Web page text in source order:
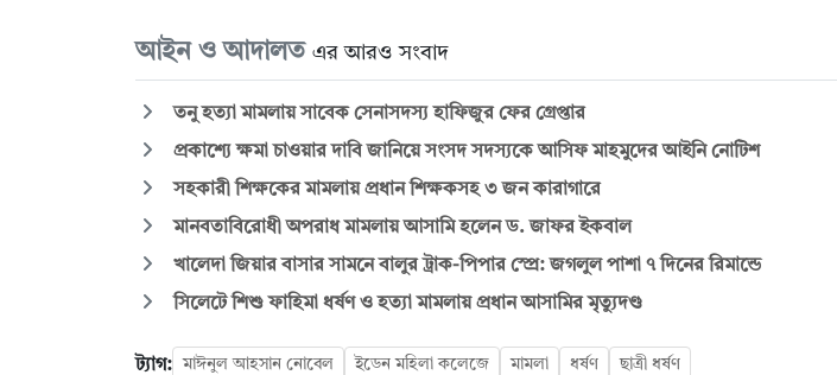
আইন ও আদালত এর আরও সংবাদ
তনু হত্যা মামলায় সাবেক সেনাসদস্য হাফিজুর ফের গ্রেপ্তার
প্রকাশ্যে ক্ষমা চাওয়ার দাবি জানিয়ে সংসদ সদস্যকে আসিফ মাহমুদের আইনি নোটিশ
সহকারী শিক্ষকের মামলায় প্রধান শিক্ষকসহ ৩ জন কারাগারে
মানবতাবিরোধী অপরাধ মামলায় আসামি হলেন ড. জাফর ইকবাল
খালেদা জিয়ার বাসার সামনে বালুর ট্রাক-পিপার স্প্রে: জগলুল পাশা ৭ দিনের রিমান্ডে
সিলেটে শিশু ফাহিমা ধর্ষণ ও হত্যা মামলায় প্রধান আসামির মৃত্যুদণ্ড
ট্যাগ: মাঈনুল আহসান নোবেল ইডেন মহিলা কলেজে মামলা ধর্ষণ ছাত্রী ধর্ষণ